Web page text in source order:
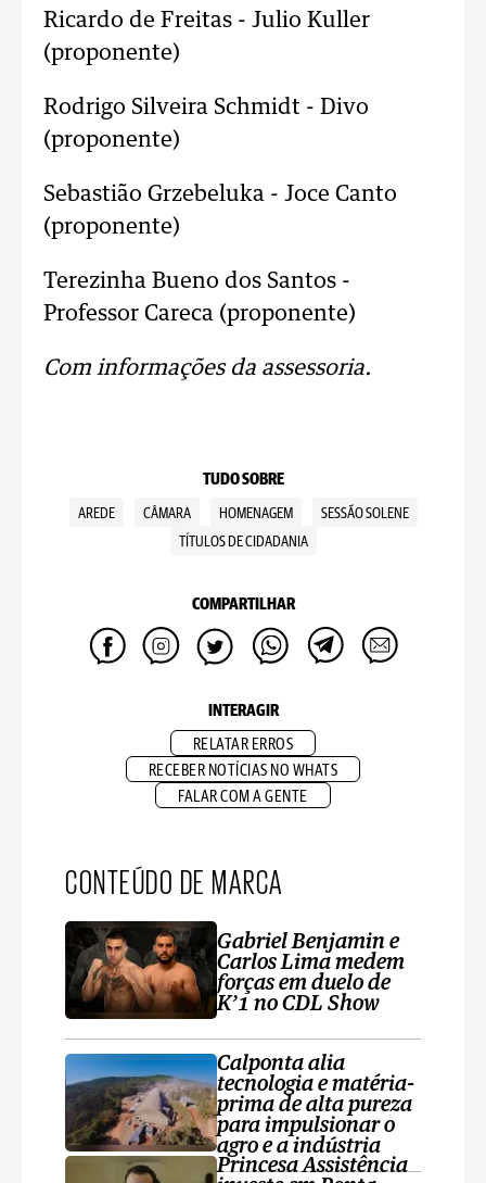
Ricardo de Freitas - Julio Kuller
(proponente)
Rodrigo Silveira Schmidt - Divo
(proponente)
Sebastião Grzebeluka - Joce Canto
(proponente)
Terezinha Bueno dos Santos -
Professor Careca (proponente)
Com informações da assessoria.
TUDO SOBRE
AREDE CÂMARA HOMENAGEM
SESSÃO SOLENE
TÍTULOS DE CIDADANIA
COMPARTILHAR
INTERAGIR
RELATAR ERROS
RECEBER NOTÍCIAS NO WHATS
FALAR COM A GENTE
CONTEÚDO DE MARCA
Gabriel Benjamin e
Carlos Lima medem
forças em duelo de
K’1 no CDL Show
Calponta alia
tecnologia e matéria-
prima de alta pureza
para impulsionar o
agro e a indústria
Princesa Assistência